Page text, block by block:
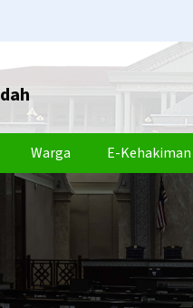
Warga E-Kehakiman